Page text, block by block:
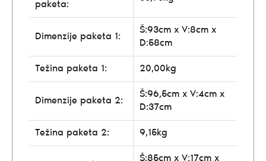
paketa:
Dimenzije paketa 1:
Š:93cm x V:8cm x
D:58cm
Težina paketa 1: 20,00kg
Dimenzije paketa 2:
Š:96,5cm x V:4cm x
D:37cm
Težina paketa 2: 9,15kg
Š:85cm x V:17cm x